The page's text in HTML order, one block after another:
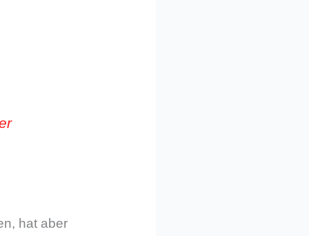
hat aber